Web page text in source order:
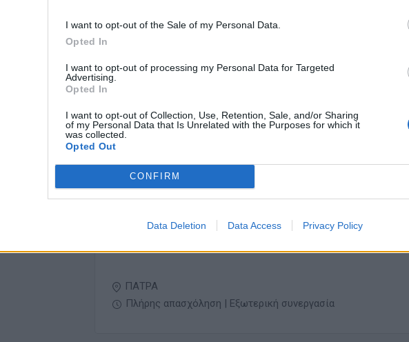
I want to opt-out of the Sale of my Personal Data.
Opted In
I want to opt-out of processing my Personal Data for Targeted
Advertising.
Opted In
I want to opt-out of Collection, Use, Retention, Sale, and/or Sharing
of my Personal Data that Is Unrelated with the Purposes for which it
was collected.
Opted Out
CONFIRM
Data Deletion Data Access Privacy Policy
03/08/2026
Ασφαλιστικοί Σύμβουλοι ζωής - υγείας
ΘΕΣΣΑΛΟΝΙΚΗ
Μεσίτης Ακινήτων
ΠΑΤΡΑ
Πλήρης απασχόληση | Εξωτερική συνεργασία